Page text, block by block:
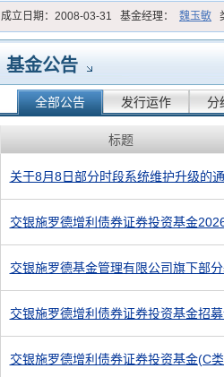
成立日期： 2008-03-31 基金经理： 魏玉敏
基金公告
全部公告 发行运作 分
标题
关于8月8日部分时段系统维护升级的
交银施罗德增利债券证券投资基金
交银施罗德基金管理有限公司旗下部
交银施罗德增利债券证券投资基金招
交银施罗德增利债券证券投资基金(C